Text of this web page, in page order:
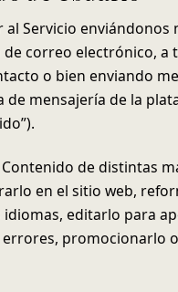
Servicio enviándonos
correo electrónico, a
o bien enviando
de mensajería de la
de distintas
en el sitio web,
editarlo para
promocionarlo o